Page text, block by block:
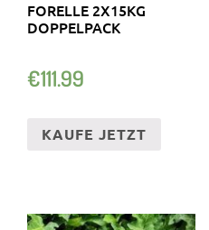
FORELLE 2X15KG
DOPPELPACK
€111.99
KAUFE JETZT